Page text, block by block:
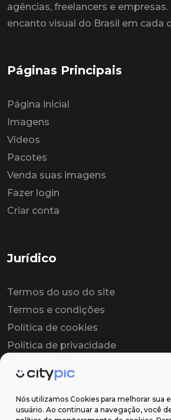
Nós utilizamos Cookies para melhorar sua
usuário. Ao continuar a navegação, você
agências, freelancers e empresas.
encanto visual do Brasil em cada
Páginas Principais
Página inicial
Imagens
Vídeos
Pacotes
Venda suas imagens
Fazer login
Criar conta
Jurídico
Termos do uso do site
Termos e condições
Política de cookies
Política de privacidade
Contrato de licença